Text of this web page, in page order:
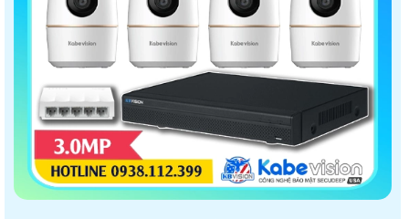
cấp các thiết bị An Ninh như chuôn cửa màn hình, báo
động chống trộm báo cháy chuyên nghiệp.